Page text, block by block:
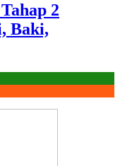
2
Baki,